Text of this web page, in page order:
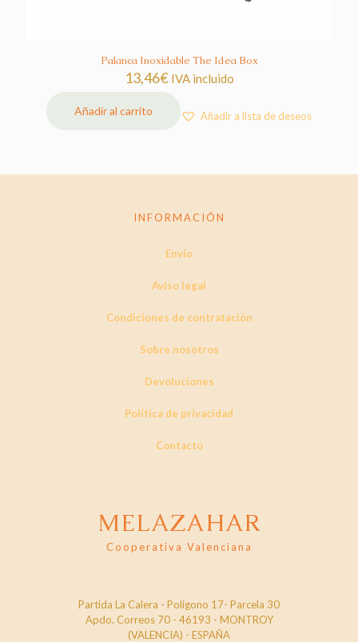
Palanca Inoxidable The Idea Box
13,46€ IVA incluido
Añadir al carrito Añadir a lista de deseos
INFORMACIÓN
Envío
Aviso legal
Condiciones de contratación
Sobre nosotros
Devoluciones
Política de privacidad
Contacto
MELAZAHAR
Cooperativa Valenciana
Partida La Calera - Poligono 17- Parcela 30
Apdo. Correos 70 - 46193 - MONTROY
(VALENCIA) - ESPAÑA